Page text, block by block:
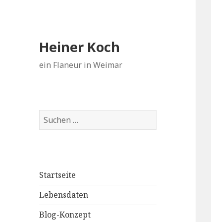
Heiner Koch
ein Flaneur in Weimar
Suchen
nach:
Startseite
Lebensdaten
Blog-Konzept